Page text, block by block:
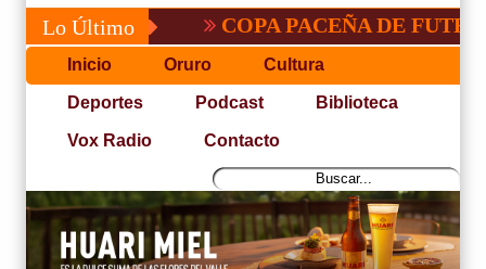
Lo Último COPA PACEÑA DE FUTBOL
Inicio Oruro Cultura
Deportes Podcast Biblioteca
Vox Radio Contacto